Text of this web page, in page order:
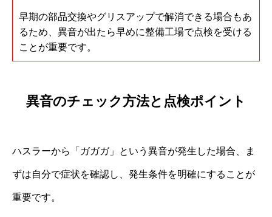
早期の部品交換やグリスアップで解消できる場合もあ
るため、異音が出たら早めに整備工場で点検を受ける
ことが重要です。
異音のチェック方法と点検ポイント
ハスラーから「ガガガ」という異音が発生した場合、ま
ずは自分で症状を確認し、発生条件を明確にすることが
重要です。